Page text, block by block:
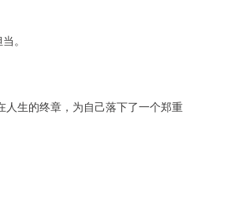
。
生的终章，为自己落下了一个郑重